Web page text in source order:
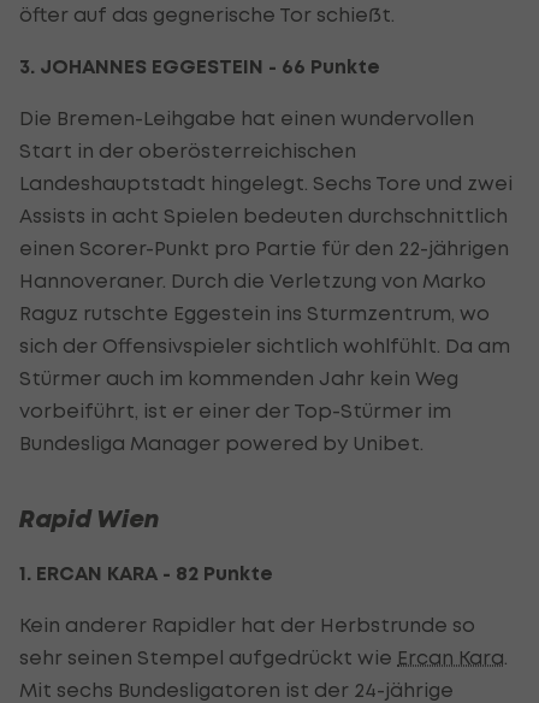
öfter auf das gegnerische Tor schießt.
3. JOHANNES EGGESTEIN - 66 Punkte
Die Bremen-Leihgabe hat einen wundervollen
Start in der oberösterreichischen
Landeshauptstadt hingelegt. Sechs Tore und zwei
Assists in acht Spielen bedeuten durchschnittlich
einen Scorer-Punkt pro Partie für den 22-jährigen
Hannoveraner. Durch die Verletzung von Marko
Raguz rutschte Eggestein ins Sturmzentrum, wo
sich der Offensivspieler sichtlich wohlfühlt. Da am
Stürmer auch im kommenden Jahr kein Weg
vorbeiführt, ist er einer der Top-Stürmer im
Bundesliga Manager powered by Unibet.
Rapid Wien
1. ERCAN KARA - 82 Punkte
Kein anderer Rapidler hat der Herbstrunde so
sehr seinen Stempel aufgedrückt wie Ercan Kara
Mit sechs Bundesligatoren ist der 24-jährige